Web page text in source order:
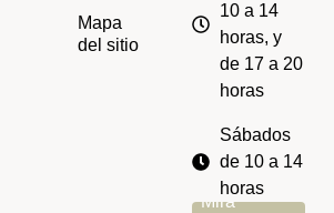
Mapa
del sitio
10 a 14
horas, y
de 17 a 20
horas
Sábados
de 10 a 14
horas
Mira